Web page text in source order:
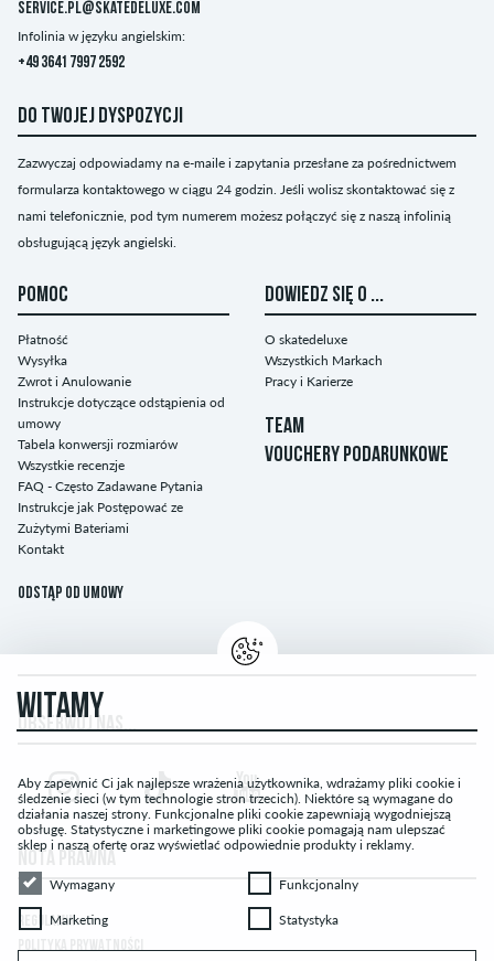
service.pl@skatedeluxe.com
Infolinia w języku angielskim:
+49 3641 7997 2592
DO TWOJEJ DYSPOZYCJI
Zazwyczaj odpowiadamy na e-maile i zapytania przesłane za pośrednictwem
formularza kontaktowego w ciągu 24 godzin. Jeśli wolisz skontaktować się z
nami telefonicznie, pod tym numerem możesz połączyć się z naszą infolinią
obsługującą język angielski.
POMOC
Płatność
Wysyłka
Zwrot i Anulowanie
Instrukcje dotyczące odstąpienia od
umowy
Tabela konwersji rozmiarów
Wszystkie recenzje
FAQ - Często Zadawane Pytania
Instrukcje jak Postępować ze
Zużytymi Bateriami
Kontakt
Odstąp od umowy
DOWIEDZ SIĘ O ...
O skatedeluxe
Wszystkich Markach
Pracy i Karierze
TEAM
VOUCHERY PODARUNKOWE
OBSERWUJ NAS...
REGULAMIN
POLITYKA PRYWATNOŚCI
WITAMY
Aby zapewnić Ci jak najlepsze wrażenia użytkownika, wdrażamy pliki cookie i
śledzenie sieci (w tym technologie stron trzecich). Niektóre są wymagane do
działania naszej strony. Funkcjonalne pliki cookie zapewniają wygodniejszą
obsługę. Statystyczne i marketingowe pliki cookie pomagają nam ulepszać
sklep i naszą ofertę oraz wyświetlać odpowiednie produkty i reklamy.
Wymagany
Wymagany Funkcjonalny
Funkcjonalny
MarketingMarketing StatystykaStatystyka